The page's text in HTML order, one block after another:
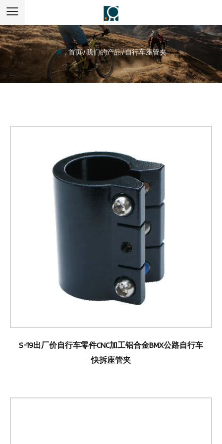
首页/我们的产品/自行车座管夹
S-19出厂价自行车零件CNC加工铝合金BMX公路自行车
快拆座管夹